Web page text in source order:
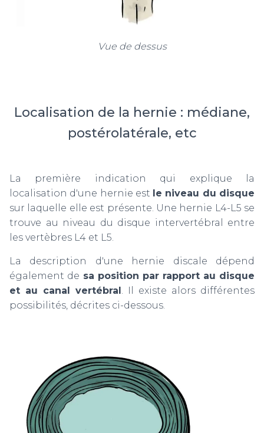
Vue de dessus
Localisation de la hernie : médiane,
postérolatérale, etc
La première indication qui explique la
localisation d'une hernie est le niveau du disque
sur laquelle elle est présente. Une hernie L4-L5 se
trouve au niveau du disque intervertébral entre
les vertèbres L4 et L5.
La description d'une hernie discale dépend
également de sa position par rapport au disque
et au canal vertébral . Il existe alors différentes
possibilités, décrites ci-dessous.